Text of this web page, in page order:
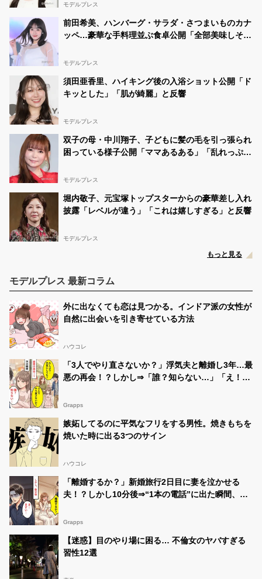
モデルプレス
前田希美、ハンバーグ・サラダ・さつまいものカナ
ッペ…豪華な手料理並ぶ食卓公開「全部美味しそ
モデルプレス
須田亜香里、ハイキング後の入浴ショット公開「ド
キッとした」「肌が綺麗」と反響
モデルプレス
双子の母・中川翔子、子どもに髪の毛を引っ張られ
困っている様子公開「ママあるある」「乱れっぷり
モデルプレス
堀内敬子、元宝塚トップスターからの豪華差し入れ
披露「レベルが違う」「これは嬉しすぎる」と反響
モデルプレス
もっと見る
モデルプレス 最新コラム
外に出なくても恋は見つかる。インドア派の女性が
自然に出会いを引き寄せている方法
ハウコレ
「3人でやり直さないか？」浮気夫と離婚し3年…最
悪の再会！？しかし⇒「誰？知らない…」「え！？
Grapps
嫉妬してるのに平気なフリをする男性。焼きもちを
焼いた時に出る3つのサイン
ハウコレ
「離婚するか？」新婚旅行2日目に妻を泣かせる
夫！？しかし10分後⇒“1本の電話”に出た瞬間、夫
Grapps
【迷惑】目のやり場に困る… 不倫女のヤバすぎる
習性12選